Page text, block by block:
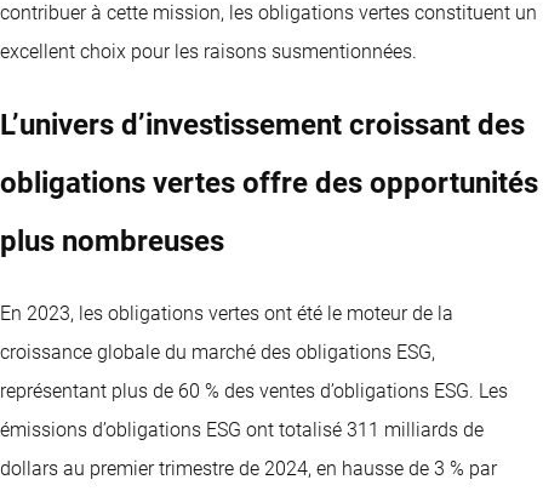
contribuer à cette mission, les obligations vertes constituent un
excellent choix pour les raisons susmentionnées.
L’univers d’investissement croissant des
obligations vertes offre des opportunités
plus nombreuses
En 2023, les obligations vertes ont été le moteur de la
croissance globale du marché des obligations ESG,
représentant plus de 60 % des ventes d’obligations ESG. Les
émissions d’obligations ESG ont totalisé 311 milliards de
dollars au premier trimestre de 2024, en hausse de 3 % par